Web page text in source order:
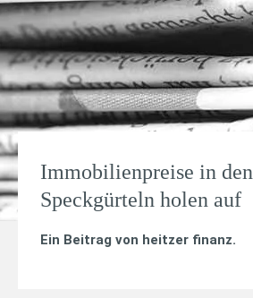
Immobilienpreise in den
Speckgürteln holen auf
Ein Beitrag von heitzer finanz.